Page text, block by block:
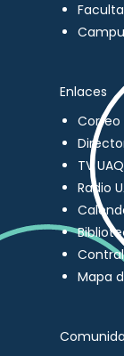
Enlaces
Correo
TV UAQ
Radio
Mapa